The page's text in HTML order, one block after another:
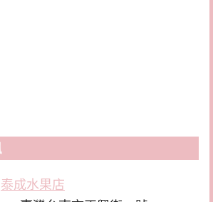
泰成水果店